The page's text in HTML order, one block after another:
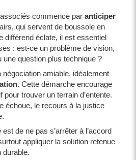
commence par anticiper
qui servent de boussole en
différend éclate, il est essentiel
: est-ce un problème de vision,
question plus technique ?
amiable, idéalement
. Cette démarche encourage
pour trouver un terrain d’entente.
échoue, le recours à la justice
de ne pas s’arrêter à l’accord
appliquer la solution retenue
durable.